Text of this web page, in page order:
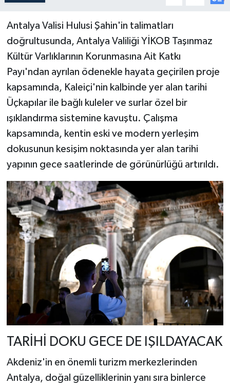
Antalya Valisi Hulusi Şahin'in talimatları
doğrultusunda, Antalya Valiliği YİKOB Taşınmaz
Kültür Varlıklarının Korunmasına Ait Katkı
Payı'ndan ayrılan ödenekle hayata geçirilen proje
kapsamında, Kaleiçi'nin kalbinde yer alan tarihi
Üçkapılar ile bağlı kuleler ve surlar özel bir
ışıklandırma sistemine kavuştu. Çalışma
kapsamında, kentin eski ve modern yerleşim
dokusunun kesişim noktasında yer alan tarihi
yapının gece saatlerinde de görünürlüğü artırıldı.
TARİHİ DOKU GECE DE IŞILDAYACAK
Akdeniz'in en önemli turizm merkezlerinden
Antalya, doğal güzelliklerinin yanı sıra binlerce
Spor